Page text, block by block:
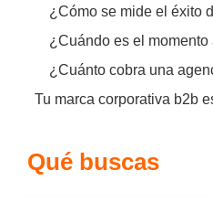
¿Cómo se mide el éxito
Qué buscas